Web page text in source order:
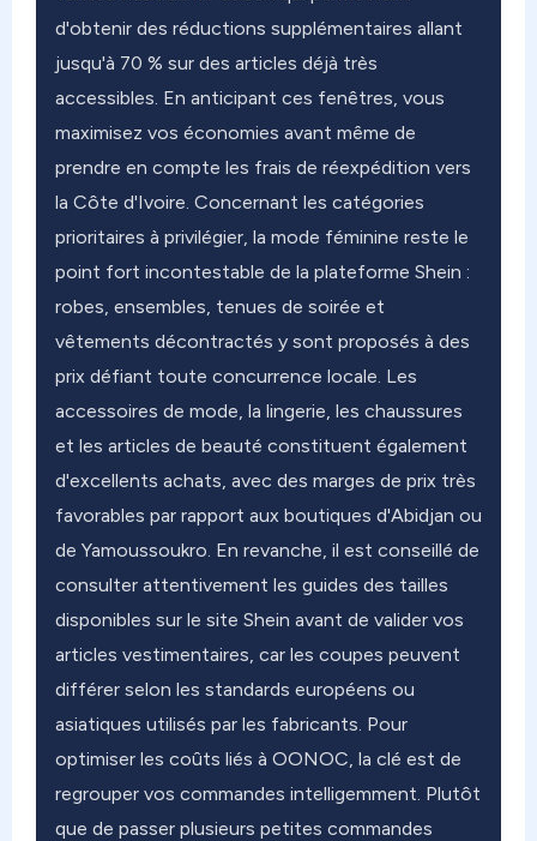
d'obtenir des réductions supplémentaires allant
jusqu'à 70 % sur des articles déjà très
accessibles. En anticipant ces fenêtres, vous
maximisez vos économies avant même de
prendre en compte les frais de réexpédition vers
la Côte d'Ivoire. Concernant les catégories
prioritaires à privilégier, la mode féminine reste le
point fort incontestable de la plateforme Shein :
robes, ensembles, tenues de soirée et
vêtements décontractés y sont proposés à des
prix défiant toute concurrence locale. Les
accessoires de mode, la lingerie, les chaussures
et les articles de beauté constituent également
d'excellents achats, avec des marges de prix très
favorables par rapport aux boutiques d'Abidjan ou
de Yamoussoukro. En revanche, il est conseillé de
consulter attentivement les guides des tailles
disponibles sur le site Shein avant de valider vos
articles vestimentaires, car les coupes peuvent
différer selon les standards européens ou
asiatiques utilisés par les fabricants. Pour
optimiser les coûts liés à OONOC, la clé est de
regrouper vos commandes intelligemment. Plutôt
que de passer plusieurs petites commandes